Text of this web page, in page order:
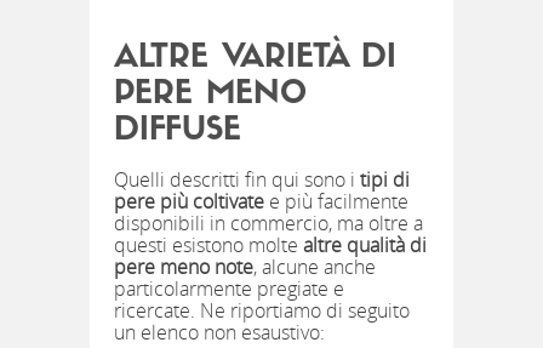
ALTRE VARIETÀ DI
PERE MENO
DIFFUSE
Quelli descritti fin qui sono i tipi di
pere più coltivate e più facilmente
disponibili in commercio, ma oltre a
questi esistono molte altre qualità di
pere meno note, alcune anche
particolarmente pregiate e
ricercate. Ne riportiamo di seguito
un elenco non esaustivo: